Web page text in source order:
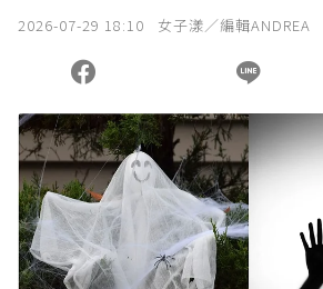
您當前剩餘 U 利點數：0點；前往
2026-07-29 18:10 女子漾／編輯ANDREA